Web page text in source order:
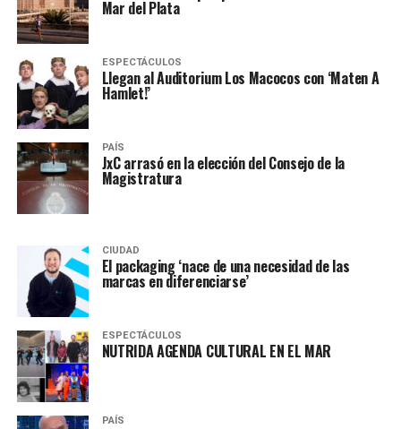
Mar del Plata
ESPECTÁCULOS
Llegan al Auditorium Los Macocos con ‘Maten A
Hamlet!’
PAÍS
JxC arrasó en la elección del Consejo de la
Magistratura
CIUDAD
El packaging ‘nace de una necesidad de las
marcas en diferenciarse’
ESPECTÁCULOS
NUTRIDA AGENDA CULTURAL EN EL MAR
PAÍS